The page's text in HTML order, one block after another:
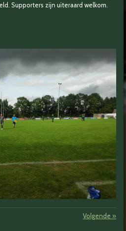
Supporters zijn uiteraard welkom.
Volgende »